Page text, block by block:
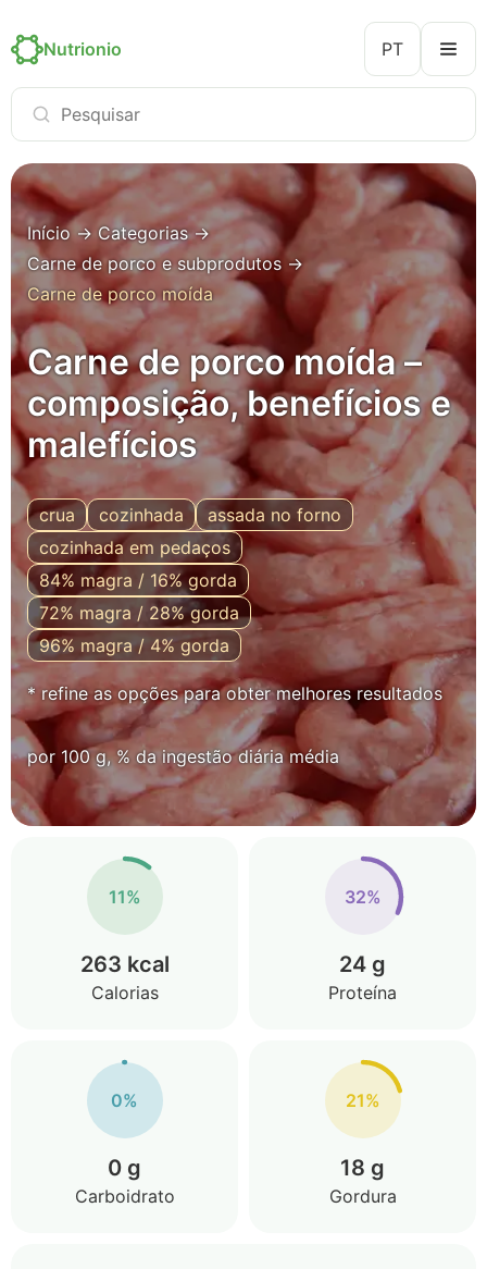
Nutrionio PT
Início → Categorias→
Carne de porco e subprodutos →
Carne de porco moída
Carne de porco moída –
composição, benefícios e
malefícios
crua cozinhada
assada no forno
cozinhada em pedaços
84% magra / 16% gorda
72% magra / 28% gorda
96% magra / 4% gorda
* refine as opções para obter melhores resultados
por 100 g, % da ingestão diária média
11%
263 kcal
Calorias
32%
24 g
Proteína
0%
0 g
Carboidrato
21%
18 g
Gordura